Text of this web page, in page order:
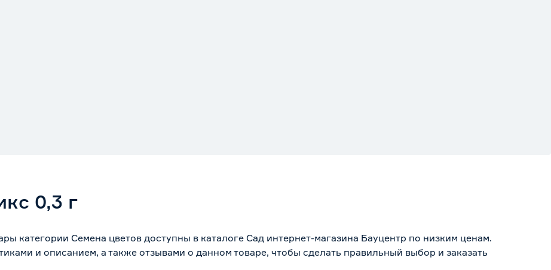
0,3 г
категории Семена цветов доступны в каталоге Сад интернет-магазина Бауцентр по низким ценам.
и описанием, а также отзывами о данном товаре, чтобы сделать правильный выбор и заказать